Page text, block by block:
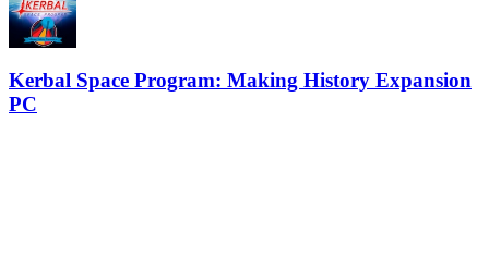
Kerbal Space Program: Making History Expansion
PC